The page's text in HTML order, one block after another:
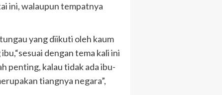
ini, walaupun tempatnya
yang diikuti oleh kaum
dengan tema kali ini
penting, kalau tidak ada ibu-
tiangnya negara”,